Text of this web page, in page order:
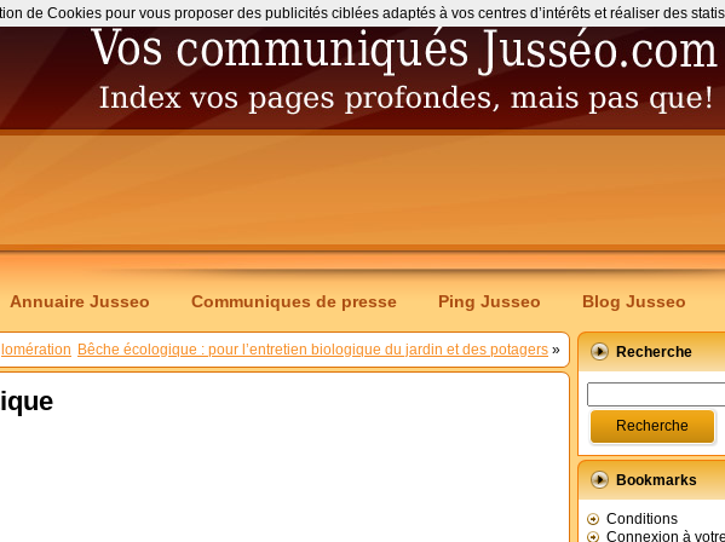
Annuaire Jusseo Communiques de presse Ping Jusseo Blog Jusseo
Bêche écologique : pour l’entretien biologique du jardin et des potagers » Recherche
Bookmarks
Conditions
Connexion à
de Cookies pour vous proposer des publicités ciblées adaptés à vos centres d’intérêts et réaliser des